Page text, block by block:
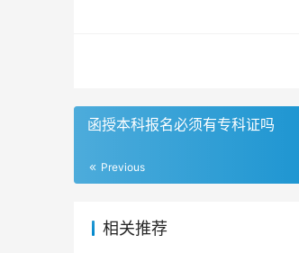
上海市成人高考的收费标准如下：
报名费：每生14元。
本市成人高校能力考试费：每人
函授本科报名必须有专科证吗
Previous
相关推荐